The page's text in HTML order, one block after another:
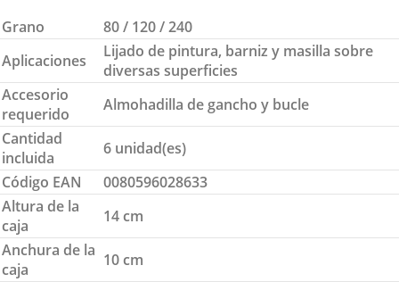
Grano
80 / 120 / 240
Aplicaciones
Lijado de pintura, barniz y masilla sobre
diversas superficies
Accesorio
requerido
Almohadilla de gancho y bucle
Cantidad
incluida
6 unidad(es)
Código EAN
0080596028633
Altura de la
caja
14 cm
Anchura de la
caja
10 cm